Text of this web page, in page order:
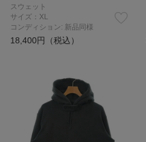
スウェット
サイズ：XL
コンディション: 新品同様
18,400円（税込）